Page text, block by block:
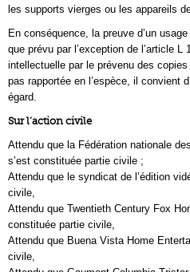
les supports vierges ou les appareils
En conséquence, la preuve d’un
que prévu par l’exception de l’article L
intellectuelle par le prévenu des copies
pas rapportée en l’espèce, il convient
égard.
Sur l’action civile
Attendu que la Fédération nationale
s’est constituée partie civile ;
Attendu que le syndicat de l’édition
civile,
Attendu que Twentieth Century Fox
constituée partie civile,
Attendu que Buena Vista Home
civile,